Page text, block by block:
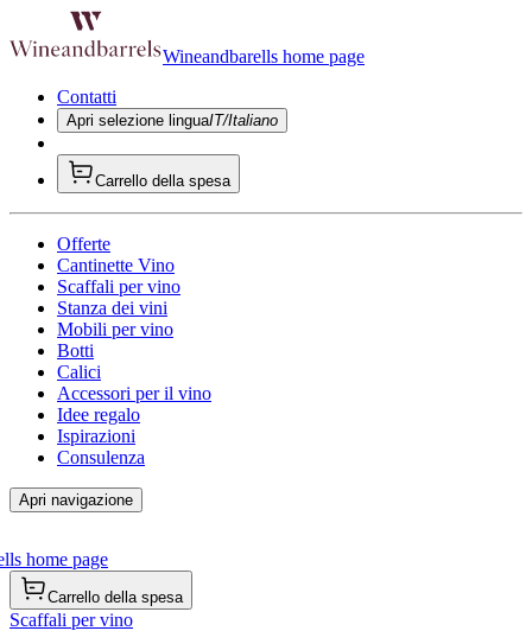
Wineandbarells home page
Contatti
Apri selezione linguaIT/Italiano
Carrello della spesa
Offerte
Cantinette Vino
Scaffali per vino
Stanza dei vini
Mobili per vino
Botti
Calici
Accessori per il vino
Idee regalo
Ispirazioni
Consulenza
Apri navigazione
home page
Carrello della spesa
Scaffali per vino